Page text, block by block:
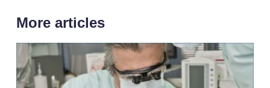
More articles